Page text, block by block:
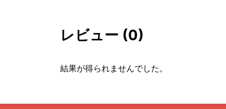
レビュー (0)
結果が得られませんでした。